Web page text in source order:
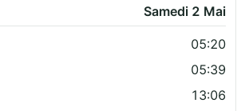
Samedi 2 Mai
05:20
05:39
13:06